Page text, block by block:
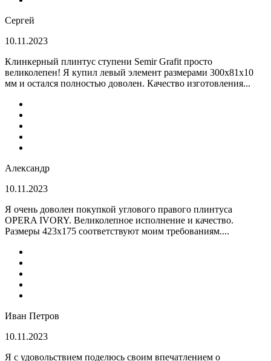
Сергей
10.11.2023
Клинкерный плинтус ступени Semir Grafit просто
великолепен! Я купил левый элемент размерами 300х81х10
мм и остался полностью доволен. Качество изготовления...
Александр
10.11.2023
Я очень доволен покупкой углового правого плинтуса
OPERA IVORY. Великолепное исполнение и качество.
Размеры 423х175 соответствуют моим требованиям....
Иван Петров
10.11.2023
Я с удовольствием поделюсь своим впечатлением о